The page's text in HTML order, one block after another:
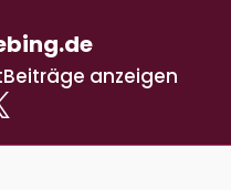
Beiträge anzeigen